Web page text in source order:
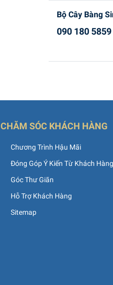
Bộ Cây Bàng
090 180 5859
CHĂM SÓC KHÁCH HÀNG
Chương Trình Hậu Mãi
Đóng Góp Ý Kiến Từ Khách Hàng
Góc Thư Giãn
Hỗ Trợ Khách Hàng
Sitemap